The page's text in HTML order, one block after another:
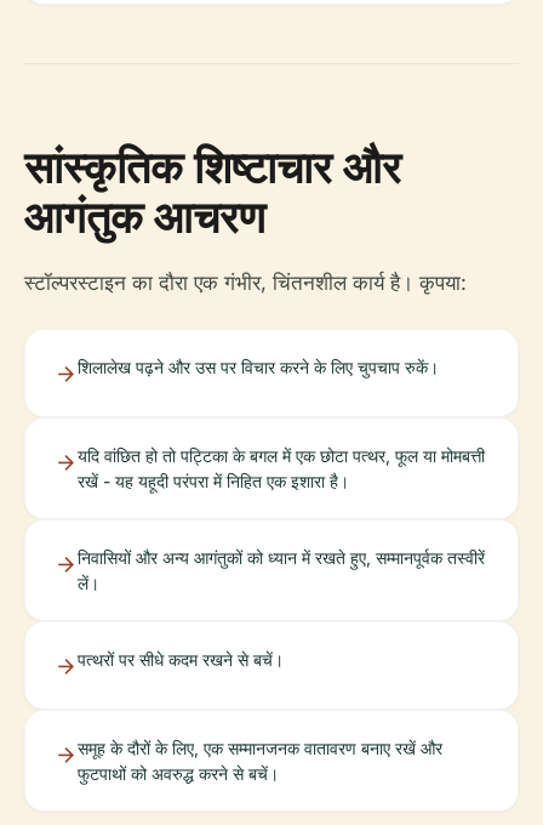
सांस्कृतिक शिष्टाचार और
आगंतुक आचरण
स्टॉल्परस्टाइन का दौरा एक गंभीर, चिंतनशील कार्य है। कृपया:
शिलालेख पढ़ने और उस पर विचार करने के लिए चुपचाप रुकें।
यदि वांछित हो तो पट्टिका के बगल में एक छोटा पत्थर, फूल या मोमबत्ती
रखें - यह यहूदी परंपरा में निहित एक इशारा है।
निवासियों और अन्य आगंतुकों को ध्यान में रखते हुए, सम्मानपूर्वक तस्वीरें
लें।
पत्थरों पर सीधे कदम रखने से बचें।
समूह के दौरों के लिए, एक सम्मानजनक वातावरण बनाए रखें और
फुटपाथों को अवरुद्ध करने से बचें।